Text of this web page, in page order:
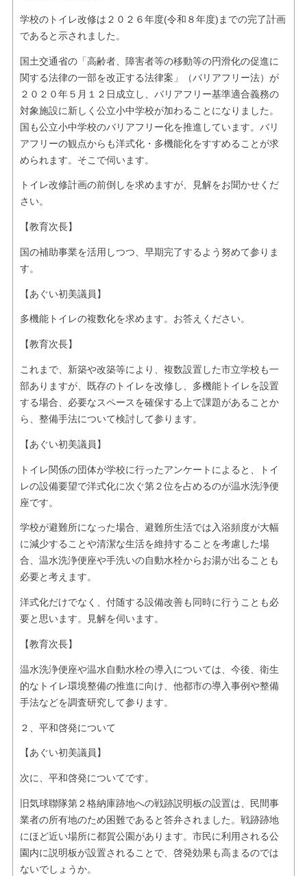
学校のトイレ改修は２０２６年度(令和８年度)までの完了計画
であると示されました。
国土交通省の「高齢者、障害者等の移動等の円滑化の促進に
関する法律の一部を改正する法律案」（バリアフリー法）が
２０２０年５月１２日成立し、バリアフリー基準適合義務の
対象施設に新しく公立小中学校が加わることになりました。
国も公立小中学校のバリアフリー化を推進しています。バリ
アフリーの観点からも洋式化・多機能化をすすめることが求
められます。そこで伺います。
トイレ改修計画の前倒しを求めますが、見解をお聞かせくだ
さい。
【教育次長】
国の補助事業を活用しつつ、早期完了するよう努めて参りま
す。
【あぐい初美議員】
多機能トイレの複数化を求めます。お答えください。
【教育次長】
これまで、新築や改築等により、複数設置した市立学校も一
部ありますが、既存のトイレを改修し、多機能トイレを設置
する場合、必要なスペースを確保する上で課題があることか
ら、整備手法について検討して参ります。
【あぐい初美議員】
トイレ関係の団体が学校に行ったアンケートによると、トイ
レの設備要望で洋式化に次ぐ第２位を占めるのが温水洗浄便
座です。
学校が避難所になった場合、避難所生活では入浴頻度が大幅
に減少することや清潔な生活を維持することを考慮した場
合、温水洗浄便座や手洗いの自動水栓からお湯が出ることも
必要と考えます。
洋式化だけでなく、付随する設備改善も同時に行うことも必
要と思います。見解を伺います。
【教育次長】
温水洗浄便座や温水自動水栓の導入については、今後、衛生
的なトイレ環境整備の推進に向け、他都市の導入事例や整備
手法などを調査研究して参ります。
２、平和啓発について
【あぐい初美議員】
次に、平和啓発についてです。
旧気球聯隊第２格納庫跡地への戦跡説明板の設置は、民間事
業者の所有地のため困難であると答弁されました。戦跡跡地
にほど近い場所に都賀公園があります。市民に利用される公
園内に説明板が設置されることで、啓発効果も高まるのでは
ないでしょうか。